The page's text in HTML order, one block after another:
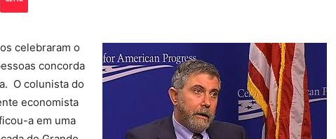
celebraram o
concorda
O colunista do
economista
a em uma